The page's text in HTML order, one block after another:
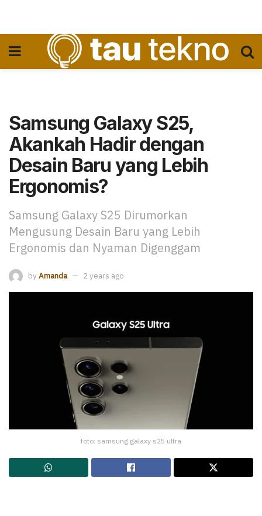
Samsung Galaxy S25,
Akankah Hadir dengan
Desain Baru yang Lebih
Ergonomis?
Samsung Galaxy S25 Dirumorkan
Mengusung Desain Baru yang Lebih
Ergonomis dan Nyaman Digenggam
by Amanda 2 years ago
foto: samsung galaxy s25 ultra